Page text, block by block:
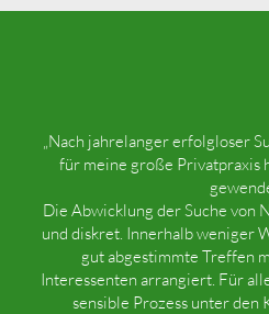
„Nach jahrelanger erfolgloser
für meine große Privatpraxis
Die Abwicklung der Suche von
und diskret. Innerhalb weniger
gut abgestimmte Treffen
Interessenten arrangiert. Für
sensible Prozess unter den